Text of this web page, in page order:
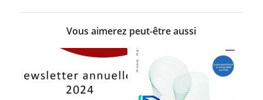
Vous aimerez peut-être aussi